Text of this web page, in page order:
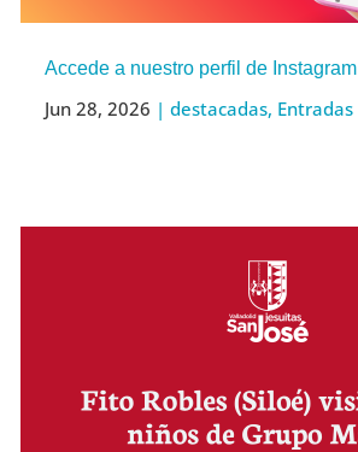
Accede a nuestro perfil de Instagram
Jun 28, 2026 | destacadas, Entradas